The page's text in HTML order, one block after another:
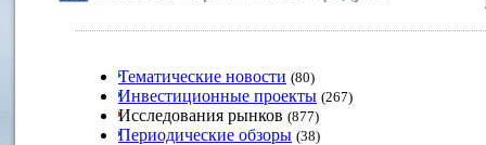
Тематические новости (80)
Инвестиционные проекты (267)
Исследования рынков (877)
Периодические обзоры (38)